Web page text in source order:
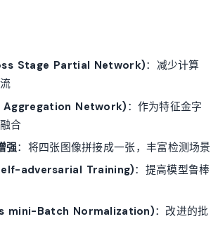
Stage Partial Network)：减少计算
Aggregation Network) ：作为特征金字
合
强：将四张图像拼接成一张，丰富检测场景
adversarial Training)：提高模型鲁棒
mini-Batch Normalization)：改进的批